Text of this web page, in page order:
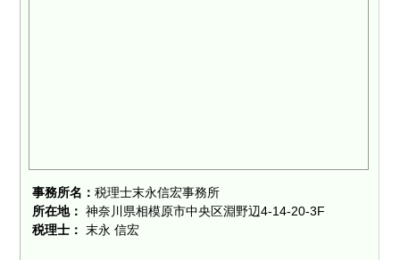
事務所名：税理士末永信宏事務所
所在地： 神奈川県相模原市中央区淵野辺4-14-20-3F
税理士： 末永 信宏